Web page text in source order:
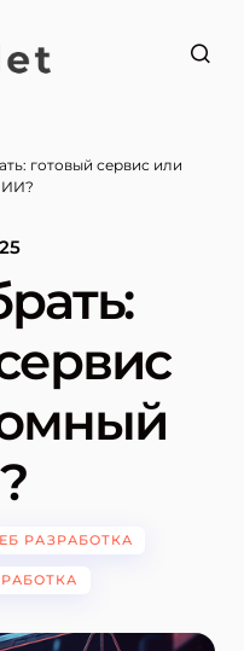
готовый сервис или
ИИ?
РАЗРАБОТКА